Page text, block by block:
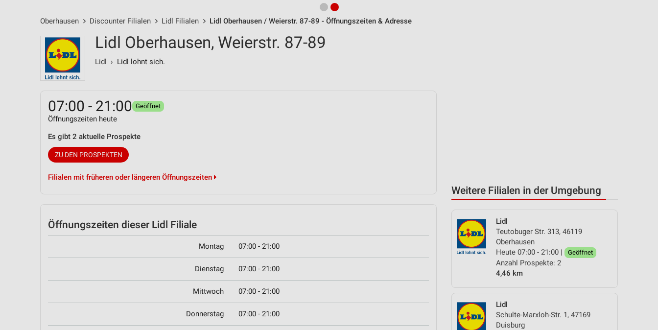
Oberhausen Discounter Filialen Lidl Filialen Lidl Oberhausen / Weierstr. 87-89 - Öffnungszeiten & Adresse
Weitere Filialen in der Umgebung
Lidl
Teutobuger Str. 313, 46119
Oberhausen
Heute 07:00 - 21:00 |
Geöffnet
Anzahl Prospekte: 2
4,46 km
Lidl
Schulte-Marxloh-Str. 1, 47169
Duisburg
Lidl Oberhausen, Weierstr. 87-89
Lidl › Lidl lohnt sich.
07:00 - 21:00 Geöffnet
Öffnungszeiten heute
Es gibt 2 aktuelle Prospekte
ZU DEN PROSPEKTEN
Filialen mit früheren oder längeren Öffnungszeiten
Öffnungszeiten dieser Lidl Filiale
Montag 07:00 - 21:00
Dienstag 07:00 - 21:00
Mittwoch 07:00 - 21:00
Donnerstag 07:00 - 21:00